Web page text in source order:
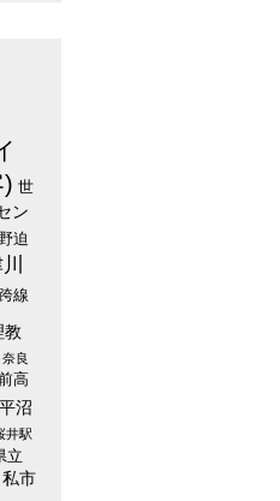
世
ン
迫
線
教
奈良
高
平沼
井駅
立
私市